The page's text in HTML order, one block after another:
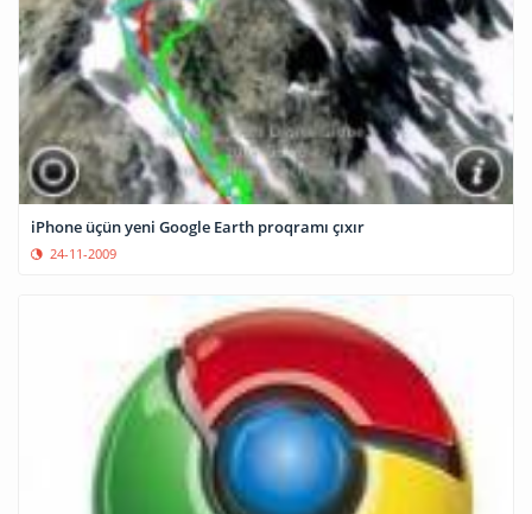
iPhone üçün yeni Google Earth proqramı çıxır
24-11-2009